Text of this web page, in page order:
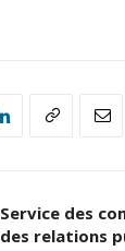
Service des
des relations